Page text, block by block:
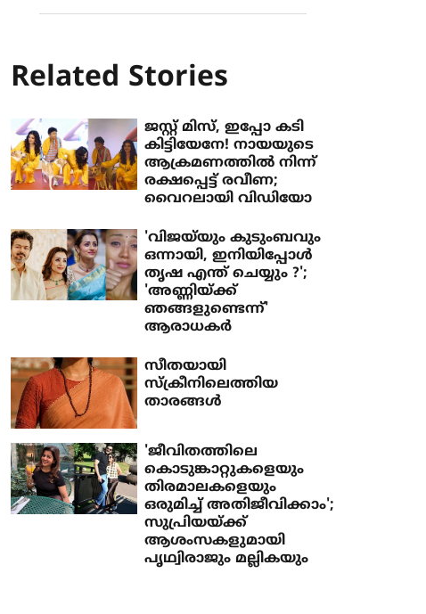
Related Stories
ജസ്റ്റ് മിസ്, ഇപ്പോ കടി
കിട്ടിയേനേ! നായയുടെ
ആക്രമണത്തിൽ നിന്ന്
രക്ഷപ്പെട്ട് രവീണ;
വൈറലായി വിഡിയോ
'വിജയ്‌യും കുടുംബവും
ഒന്നായി, ഇനിയിപ്പോൾ
തൃഷ എന്ത് ചെയ്യും ?';
'അണ്ണിയ്ക്ക്
ഞങ്ങളുണ്ടെന്ന്'
ആരാധകർ
സീതയായി
സ്ക്രീനിലെത്തിയ
താരങ്ങൾ
'ജീവിതത്തിലെ
കൊടുങ്കാറ്റുകളെയും
തിരമാലകളെയും
ഒരുമിച്ച് അതിജീവിക്കാം';
സുപ്രിയയ്ക്ക്
ആശംസകളുമായി
പൃഥ്വിരാജും മല്ലികയും